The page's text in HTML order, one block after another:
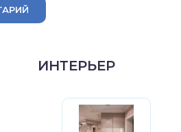
ИНТЕРЬЕР